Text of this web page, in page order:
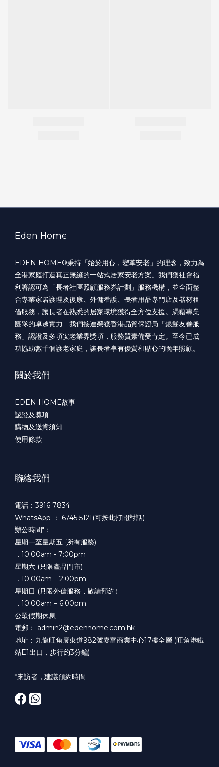
Eden Home
EDEN HOME®️秉持「始於用心，變革安老」的理念，致力為
全港家庭打造真正無縫的一站式居家安老方案。我們獲社會福
利署認可為「長者社區照顧服務券計劃」服務機構，並全面整
合專業家居護理及復康、外傭看護、長者用品專門店及器材租
借服務，讓長者在熟悉的居家環境獲得全方位支援。憑藉專業
團隊的卓越實力，我們接連榮獲香港品質保證局「銀髮友善服
務」認證及多項安老業界獎項，服務質素備受肯定。至今已成
功協助數千個護老家庭，讓長者享有優質和貼心的晚年照顧。
關於我們
EDEN HOME故事
認證及獎項
購物及送貨須知
使用條款
聯絡我們
電話：3916 7834
WhatsApp ： 6745 5121(可按此打開對話)
辦公時間*：
星期一至星期五 (所有服務)
．10:00am - 7:00pm
星期六 (只限產品門市)
．10:00am – 2:00pm
星期日 (只限外傭服務，敬請預約）
．10:00am – 6:00pm
公眾假期休息
電郵： admin2@edenhome.com.hk
地址：九龍旺角廣東道982號嘉富商業中心17樓全層 (旺角港鐵
站E1出口，步行約3分鐘)
*來訪者，建議預約時間